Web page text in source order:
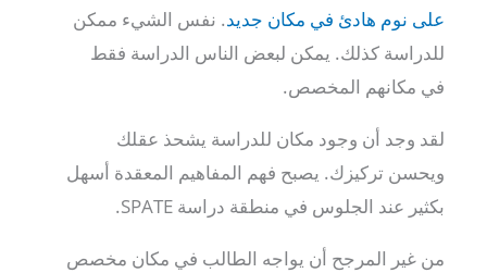
على نوم هادئ في مكان جديد. نفس الشيء ممكن
للدراسة كذلك. يمكن لبعض الناس الدراسة فقط
في مكانهم المخصص.
لقد وجد أن وجود مكان للدراسة يشحذ عقلك
ويحسن تركيزك. يصبح فهم المفاهيم المعقدة أسهل
بكثير عند الجلوس في منطقة دراسة SPATE.
من غير المرجح أن يواجه الطالب في مكان مخصص